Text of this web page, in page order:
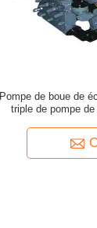
Pompe de boue de
triple de pompe